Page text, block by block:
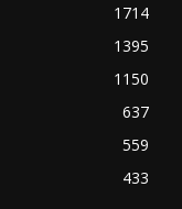
1714
1395
1150
637
559
433